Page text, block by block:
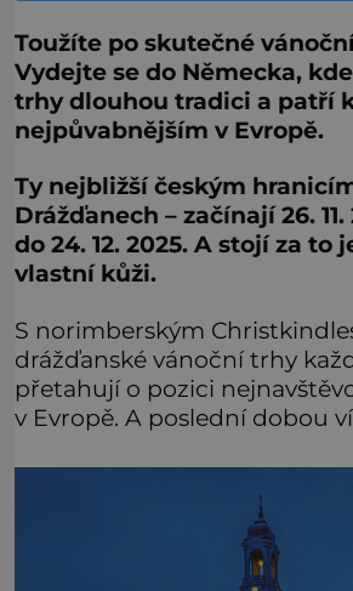
Toužíte po skutečné
Vydejte se do Německa,
trhy dlouhou tradici a patří
nejpůvabnějším v Evropě.
Ty nejbližší českým
Drážďanech – začínají 26.
do 24. 12. 2025. A stojí za to
vlastní kůži.
S norimberským
drážďanské vánoční trhy
přetahují o pozici
v Evropě. A poslední dobou